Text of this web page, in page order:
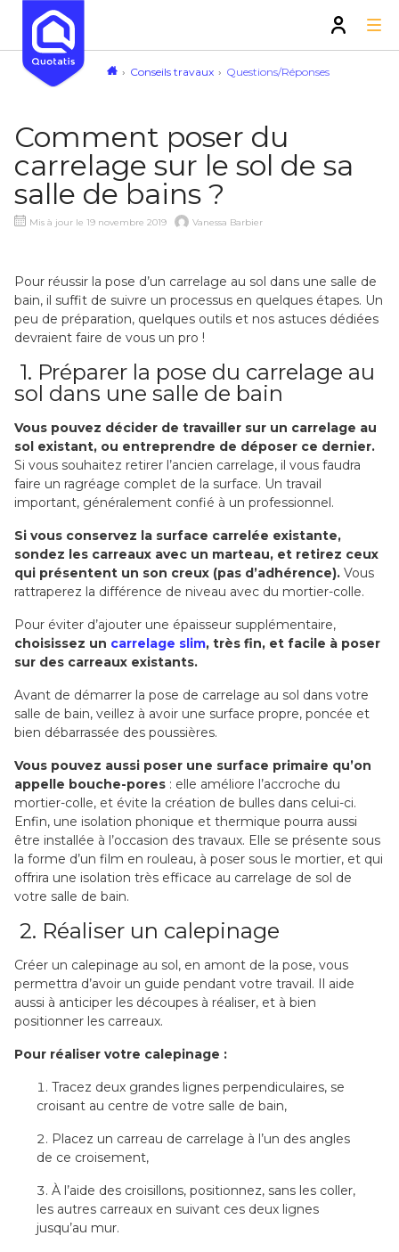
Conseils travaux Questions/Réponses
Comment poser du
carrelage sur le sol de sa
salle de bains ?
Mis à jour le 19 novembre 2019 Vanessa Barbier
Pour réussir la pose d’un carrelage au sol dans une salle de
bain, il suffit de suivre un processus en quelques étapes. Un
peu de préparation, quelques outils et nos astuces dédiées
devraient faire de vous un pro !
1. Préparer la pose du carrelage au
sol dans une salle de bain
Vous pouvez décider de travailler sur un carrelage au
sol existant, ou entreprendre de déposer ce dernier.
Si vous souhaitez retirer l’ancien carrelage, il vous faudra
faire un ragréage complet de la surface. Un travail
important, généralement confié à un professionnel.
Si vous conservez la surface carrelée existante,
sondez les carreaux avec un marteau, et retirez ceux
qui présentent un son creux (pas d’adhérence). Vous
rattraperez la différence de niveau avec du mortier-colle.
Pour éviter d’ajouter une épaisseur supplémentaire,
choisissez un carrelage slim, très fin, et facile à poser
sur des carreaux existants.
Avant de démarrer la pose de carrelage au sol dans votre
salle de bain, veillez à avoir une surface propre, poncée et
bien débarrassée des poussières.
Vous pouvez aussi poser une surface primaire qu’on
appelle bouche-pores : elle améliore l’accroche du
mortier-colle, et évite la création de bulles dans celui-ci.
Enfin, une isolation phonique et thermique pourra aussi
être installée à l’occasion des travaux. Elle se présente sous
la forme d’un film en rouleau, à poser sous le mortier, et qui
offrira une isolation très efficace au carrelage de sol de
votre salle de bain.
2. Réaliser un calepinage
Créer un calepinage au sol, en amont de la pose, vous
permettra d’avoir un guide pendant votre travail. Il aide
aussi à anticiper les découpes à réaliser, et à bien
positionner les carreaux.
Pour réaliser votre calepinage :
Tracez deux grandes lignes perpendiculaires, se
croisant au centre de votre salle de bain,
Placez un carreau de carrelage à l’un des angles
de ce croisement,
À l’aide des croisillons, positionnez, sans les coller,
les autres carreaux en suivant ces deux lignes
jusqu’au mur.